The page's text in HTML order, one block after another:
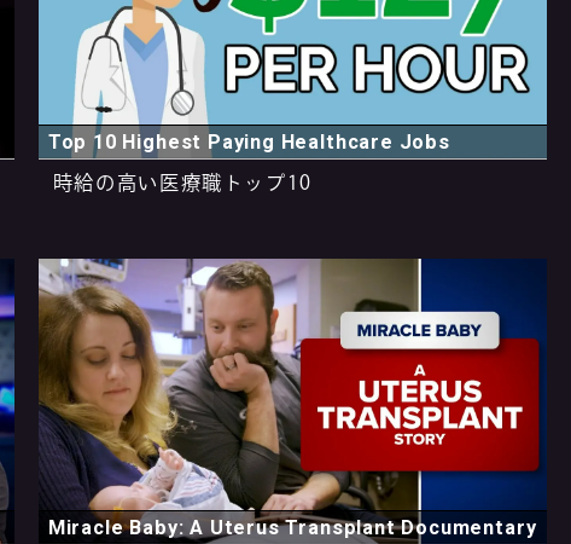
Top 10 Highest Paying Healthcare Jobs
時給の高い医療職トップ10
Miracle Baby: A Uterus Transplant Documentary